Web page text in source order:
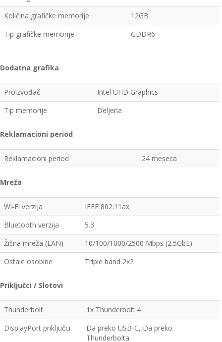
Količina grafičke memorije
12GB
Tip grafičke memorije
GDDR6
Dodatna grafika
Proizvođač
Intel UHD Graphics
Tip memorije
Deljena
Reklamacioni period
Reklamacioni period 24 meseca
Mreža
Wi-Fi verzija
IEEE 802.11ax
Bluetooth verzija
5.3
Žična mreža (LAN)
10/100/1000/2500 Mbps (2.5GbE)
Ostale osobine
Triple band 2x2
Priključci / Slotovi
Thunderbolt
1x Thunderbolt 4
DisplayPort priključci
Da preko USB-C, Da preko
Thunderbolta